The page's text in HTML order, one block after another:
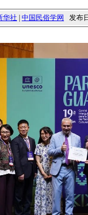
华社 中国民俗学网 发布